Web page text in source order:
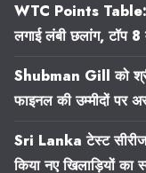
WTC Points
लगाई लंबी छलांग, टॉप 8
Shubman Gill को
फाइनल की उम्मीदों पर
Sri Lanka टेस्ट
किया नए खिलाड़ियों का